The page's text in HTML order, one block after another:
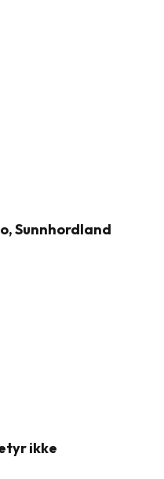
Sunnhordland
ikke